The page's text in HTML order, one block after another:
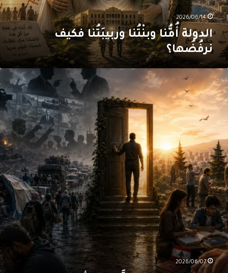
2026/06/14
الدولة أُمُّنا وبنْتُنا وربيبَتُنا فكيف
نرفُضُها؟
نرفض…
كي
لا
يتكرَّر
2026/06/07